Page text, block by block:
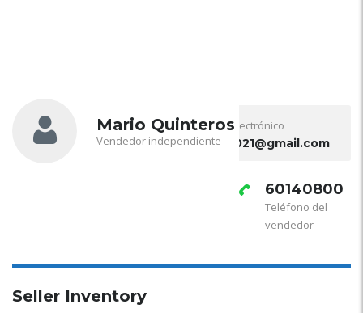
Mario Quinteros
Vendedor independiente
Correo electrónico
sal.sv2021@gmail.com
60140800
Teléfono del
vendedor
Seller Inventory